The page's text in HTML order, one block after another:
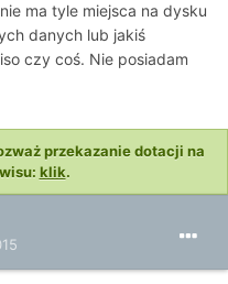
ma tyle miejsca na dysku
danych lub jakiś
czy coś. Nie posiadam
przekazanie dotacji na
klik.